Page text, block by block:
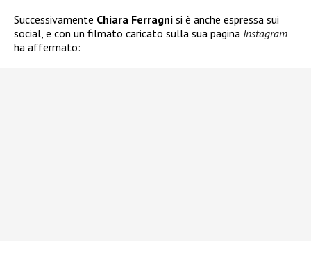
Successivamente Chiara Ferragni si è anche espressa sui
social, e con un filmato caricato sulla sua pagina Instagram
ha affermato: